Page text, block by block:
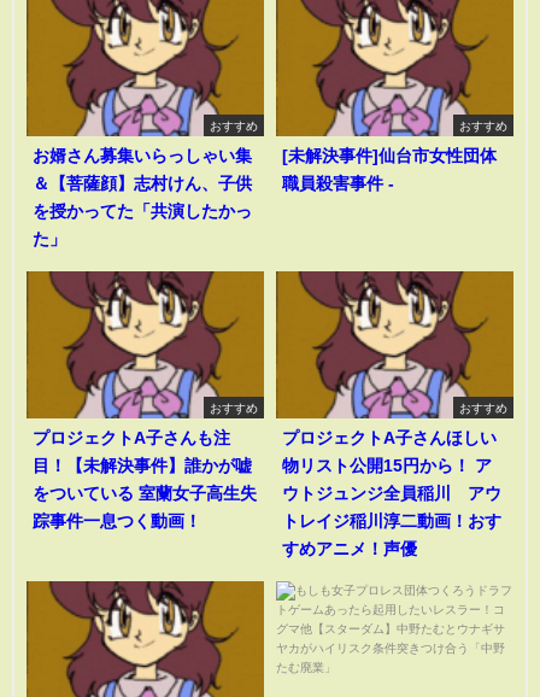
おすすめ
お婿さん募集いらっしゃい集
＆【菩薩顔】志村けん、子供
を授かってた「共演したかっ
た」
おすすめ
[未解決事件]仙台市女性団体
職員殺害事件 -
おすすめ
プロジェクトA子さんも注
目！【未解決事件】誰かが嘘
をついている 室蘭女子高生失
踪事件一息つく動画！
おすすめ
プロジェクトA子さんほしい
物リスト公開15円から！ ア
ウトジュンジ全員稲川 アウ
トレイジ稲川淳二動画！おす
すめアニメ！声優